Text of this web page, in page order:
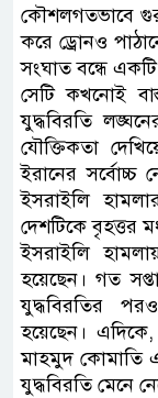
কৌশলগতভাবে
করে ড্রোনও
সংঘাত বন্ধে
সেটি কখনোই
যুদ্ধবিরতি
যৌক্তিকতা
ইরানের সর্বোচ্চ
ইসরাইলি
দেশটিকে বৃহত্তর
ইসরাইলি
হয়েছেন। গত
যুদ্ধবিরতির
হয়েছেন। এদিকে,
মাহমুদ কোমাতি
যুদ্ধবিরতি মেনে